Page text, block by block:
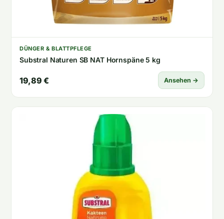
DÜNGER & BLATTPFLEGE
Substral Naturen SB NAT Hornspäne 5 kg
19,89 € Ansehen →